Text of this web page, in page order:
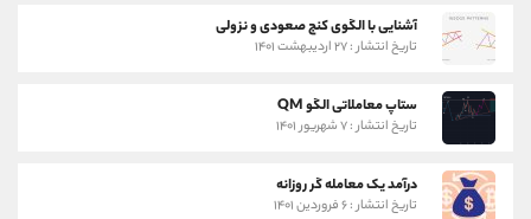
آشنایی با الگوی کنج صعودی و نزولی
تاریخ انتشار : ۲۷ اردیبهشت ۱۴۰۱
ستاپ معاملاتی الگو QM
تاریخ انتشار : ۷ شهریور ۱۴۰۱
درآمد یک معامله گر روزانه
تاریخ انتشار : ۶ فروردین ۱۴۰۱